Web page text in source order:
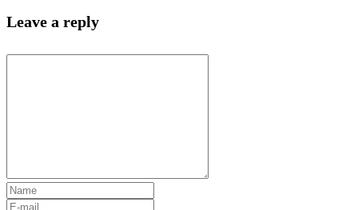
Leave a reply